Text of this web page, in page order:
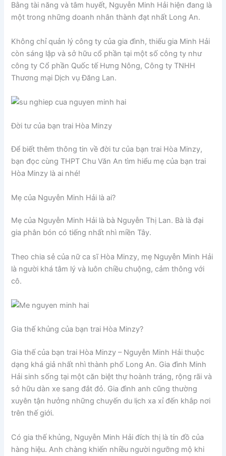
Bằng tài năng và tâm huyết, Nguyễn Minh Hải hiện đang là
một trong những doanh nhân thành đạt nhất Long An.
Không chỉ quản lý công ty của gia đình, thiếu gia Minh Hải
còn sáng lập và sở hữu cổ phần tại một số công ty như
công ty Cổ phần Quốc tế Hưng Nông, Công ty TNHH
Thương mại Dịch vụ Đăng Lan.
Đời tư của bạn trai Hòa Minzy
Để biết thêm thông tin về đời tư của bạn trai Hòa Minzy,
bạn đọc cùng THPT Chu Văn An tìm hiểu mẹ của bạn trai
Hòa Minzy là ai nhé!
Mẹ của Nguyễn Minh Hải là ai?
Mẹ của Nguyễn Minh Hải là bà Nguyễn Thị Lan. Bà là đại
gia phân bón có tiếng nhất nhì miền Tây.
Theo chia sẻ của nữ ca sĩ Hòa Minzy, mẹ Nguyễn Minh Hải
là người khá tâm lý và luôn chiều chuộng, cảm thông với
cô.
Gia thế khủng của bạn trai Hòa Minzy?
Gia thế của bạn trai Hòa Minzy – Nguyễn Minh Hải thuộc
dạng khá giả nhất nhì thành phố Long An. Gia đình Minh
Hải sinh sống tại một căn biệt thự hoành tráng, rộng rãi và
sở hữu dàn xe sang đắt đỏ. Gia đình anh cũng thường
xuyên tận hưởng những chuyến du lịch xa xỉ đến khắp nơi
trên thế giới.
Có gia thế khủng, Nguyễn Minh Hải đích thị là tín đồ của
hàng hiệu. Anh chàng khiến nhiều người ngưỡng mộ khi